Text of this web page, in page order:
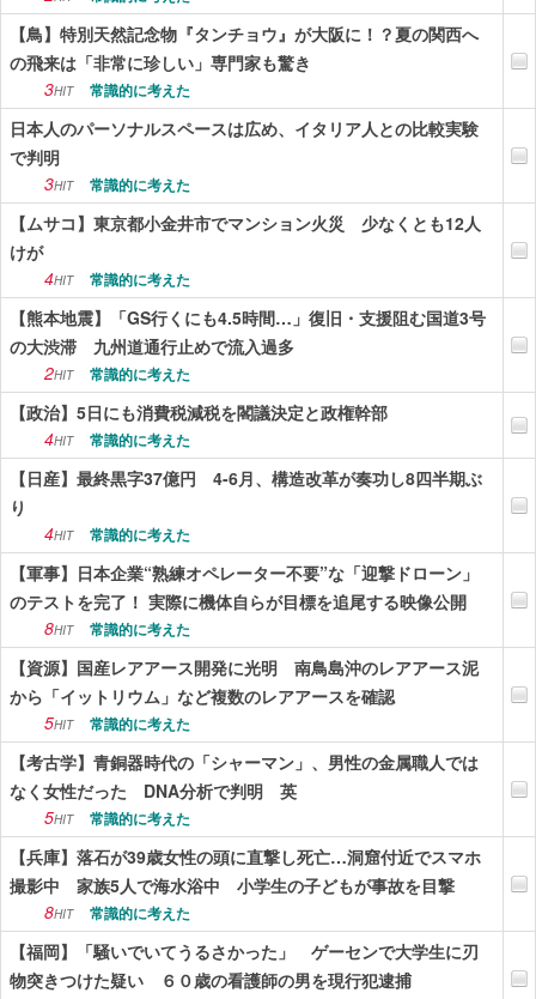
【鳥】特別天然記念物『タンチョウ』が大阪に！？夏の関西へ
の飛来は「非常に珍しい」専門家も驚き
3HIT 常識的に考えた
日本人のパーソナルスペースは広め、イタリア人との比較実験
で判明
3HIT 常識的に考えた
【ムサコ】東京都小金井市でマンション火災 少なくとも12人
けが
4HIT 常識的に考えた
【熊本地震】「GS行くにも4.5時間…」復旧・支援阻む国道3号
の大渋滞 九州道通行止めで流入過多
2HIT 常識的に考えた
【政治】5日にも消費税減税を閣議決定と政権幹部
4HIT 常識的に考えた
【日産】最終黒字37億円 4-6月、構造改革が奏功し8四半期ぶ
り
4HIT 常識的に考えた
【軍事】日本企業“熟練オペレーター不要”な「迎撃ドローン」
のテストを完了！ 実際に機体自らが目標を追尾する映像公開
8HIT 常識的に考えた
【資源】国産レアアース開発に光明 南鳥島沖のレアアース泥
から「イットリウム」など複数のレアアースを確認
5HIT 常識的に考えた
【考古学】青銅器時代の「シャーマン」、男性の金属職人では
なく女性だった DNA分析で判明 英
5HIT 常識的に考えた
【兵庫】落石が39歳女性の頭に直撃し死亡…洞窟付近でスマホ
撮影中 家族5人で海水浴中 小学生の子どもが事故を目撃
8HIT 常識的に考えた
【福岡】「騒いでいてうるさかった」 ゲーセンで大学生に刃
物突きつけた疑い ６０歳の看護師の男を現行犯逮捕